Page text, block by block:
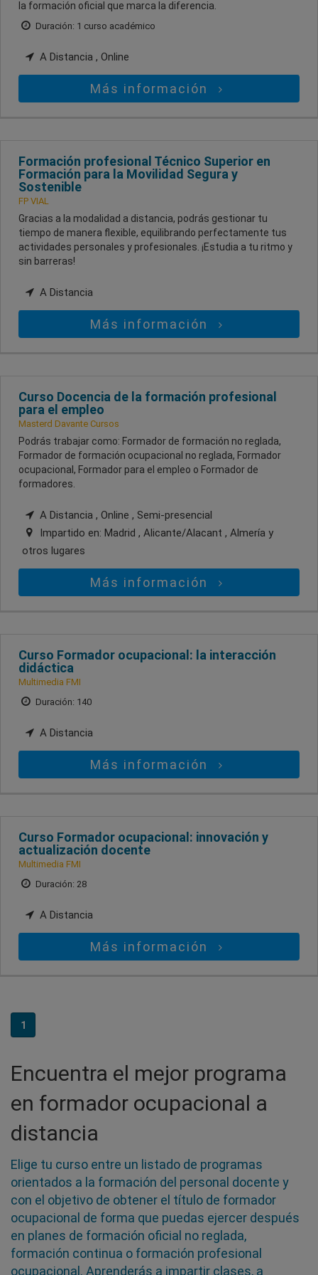
la formación oficial que marca la diferencia.
Duración: 1 curso académico
A Distancia , Online
Más información
Formación profesional Técnico Superior en
Formación para la Movilidad Segura y
Sostenible
FP VIAL
Gracias a la modalidad a distancia, podrás gestionar tu
tiempo de manera flexible, equilibrando perfectamente tus
actividades personales y profesionales. ¡Estudia a tu ritmo y
sin barreras!
A Distancia
Más información
Curso Docencia de la formación profesional
para el empleo
Masterd Davante Cursos
Podrás trabajar como: Formador de formación no reglada,
Formador de formación ocupacional no reglada, Formador
ocupacional, Formador para el empleo o Formador de
formadores.
A Distancia , Online , Semi-presencial
Impartido en: Madrid , Alicante/Alacant , Almería y
otros lugares
Más información
Curso Formador ocupacional: la interacción
didáctica
Multimedia FMI
Duración: 140
A Distancia
Más información
Curso Formador ocupacional: innovación y
actualización docente
Multimedia FMI
Duración: 28
A Distancia
Más información
1
Encuentra el mejor programa
en formador ocupacional a
distancia
Elige tu curso entre un listado de programas
orientados a la formación del personal docente y
con el objetivo de obtener el título de formador
ocupacional de forma que puedas ejercer después
en planes de formación oficial no reglada,
formación continua o formación profesional
ocupacional. Aprenderás a impartir clases, a